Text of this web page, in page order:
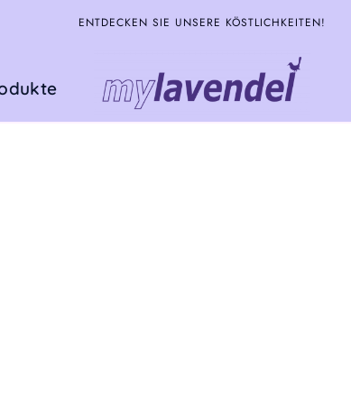
ENTDECKEN SIE UNSERE KÖSTLICHKEITEN!